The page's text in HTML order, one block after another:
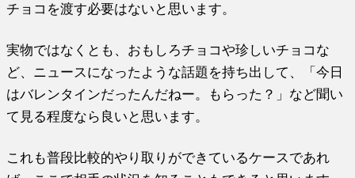
チョコを渡す必要はないと思います。
実物ではなくとも、おもしろチョコや珍しいチョコな
ど、ニュースになったような話題を持ち出して、「今日
はバレンタインだったんだねー。もらった？」など聞い
て見る程度なら良いと思います。
これも普段比較的やり取りができているケースであれ